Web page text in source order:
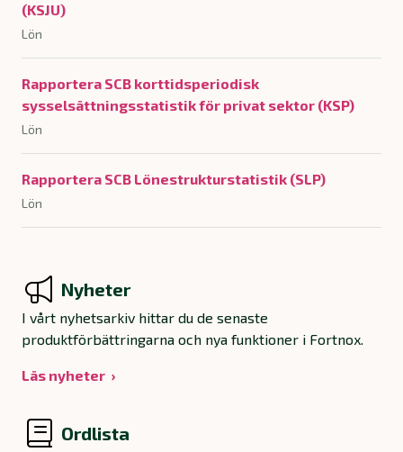
(KSJU)
Lön
Rapportera SCB korttidsperiodisk
sysselsättningsstatistik för privat sektor (KSP)
Lön
Rapportera SCB Lönestrukturstatistik (SLP)
Lön
Nyheter
I vårt nyhetsarkiv hittar du de senaste
produktförbättringarna och nya funktioner i Fortnox.
Läs nyheter
Ordlista